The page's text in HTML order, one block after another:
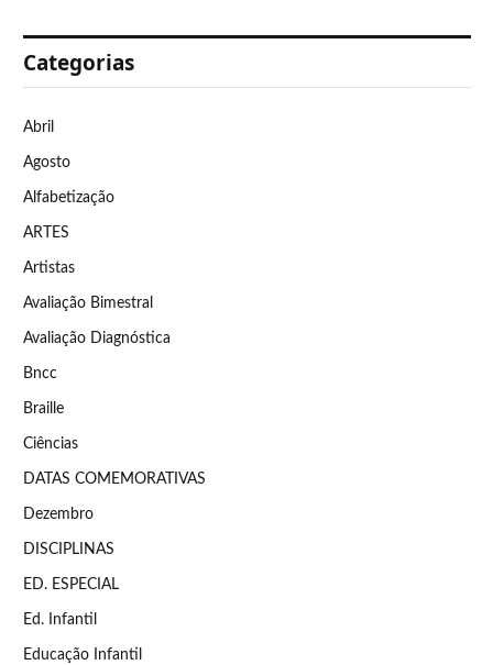
Categorias
Abril
Agosto
Alfabetização
ARTES
Artistas
Avaliação Bimestral
Avaliação Diagnóstica
Bncc
Braille
Ciências
DATAS COMEMORATIVAS
Dezembro
DISCIPLINAS
ED. ESPECIAL
Ed. Infantil
Educação Infantil